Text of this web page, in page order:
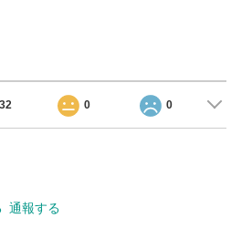
32 0 0
通報する